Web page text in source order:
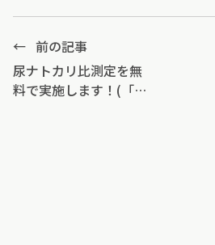
← 前の記事
尿ナトカリ比測定を無
料で実施します！(「健